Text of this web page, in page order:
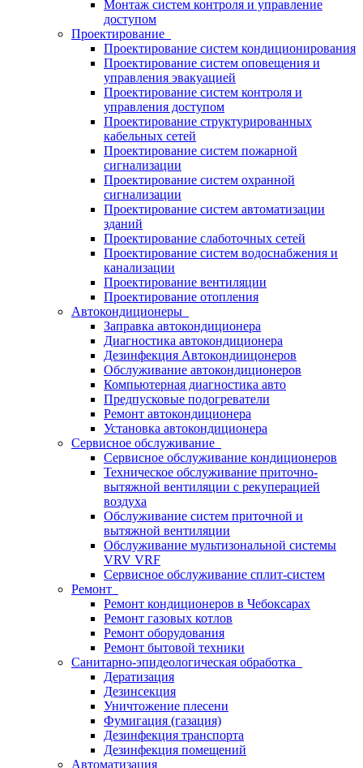
Монтаж систем контроля и управление
доступом
Проектирование
Проектирование систем кондиционирования
Проектирование систем оповещения и
управления эвакуацией
Проектирование систем контроля и
управления доступом
Проектирование структурированных
кабельных сетей
Проектирование систем пожарной
сигнализации
Проектирование систем охранной
сигнализации
Проектирование систем автоматизации
зданий
Проектирование слаботочных сетей
Проектирование систем водоснабжения и
канализации
Проектирование вентиляции
Проектирование отопления
Автокондиционеры
Заправка автокондиционера
Диагностика автокондиционера
Дезинфекция Автокондиицонеров
Обслуживание автокондиционеров
Компьютерная диагностика авто
Предпусковые подогреватели
Ремонт автокондиционера
Установка автокондиционера
Сервисное обслуживание
Сервисное обслуживание кондиционеров
Техническое обслуживание приточно-
вытяжной вентиляции с рекуперацией
воздуха
Обслуживание систем приточной и
вытяжной вентиляции
Обслуживание мультизональной системы
VRV VRF
Сервисное обслуживание сплит-систем
Ремонт
Ремонт кондиционеров в Чебоксарах
Ремонт газовых котлов
Ремонт оборудования
Ремонт бытовой техники
Санитарно-эпидеологическая обработка
Дератизация
Дезинсекция
Уничтожение плесени
Фумигация (газация)
Дезинфекция транспорта
Дезинфекция помещений
Автоматизация